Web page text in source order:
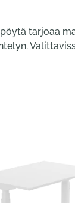
tarjoaa